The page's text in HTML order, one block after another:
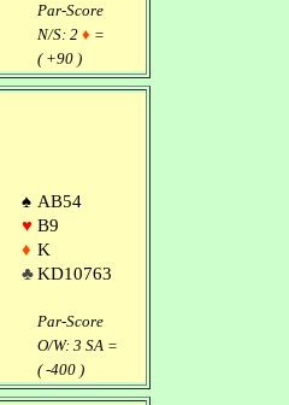
Par-Score
N/S: 2 ♦ =
( +90 )
♠ AB54
♥ B9
♦ K
♣KD10763
Par-Score
O/W: 3 SA =
( -400 )